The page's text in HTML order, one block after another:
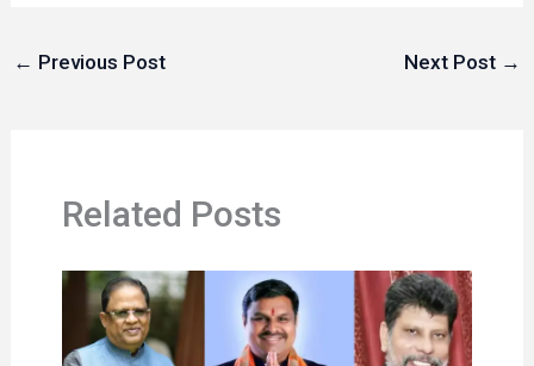
← Previous Post Next Post →
Related Posts